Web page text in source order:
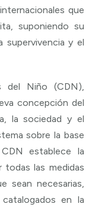
que
suponiendo su
supervivencia y el
del Niño (CDN),
concepción del
la sociedad y el
sobre la base
establece la
todas las medidas
sean necesarias,
en la